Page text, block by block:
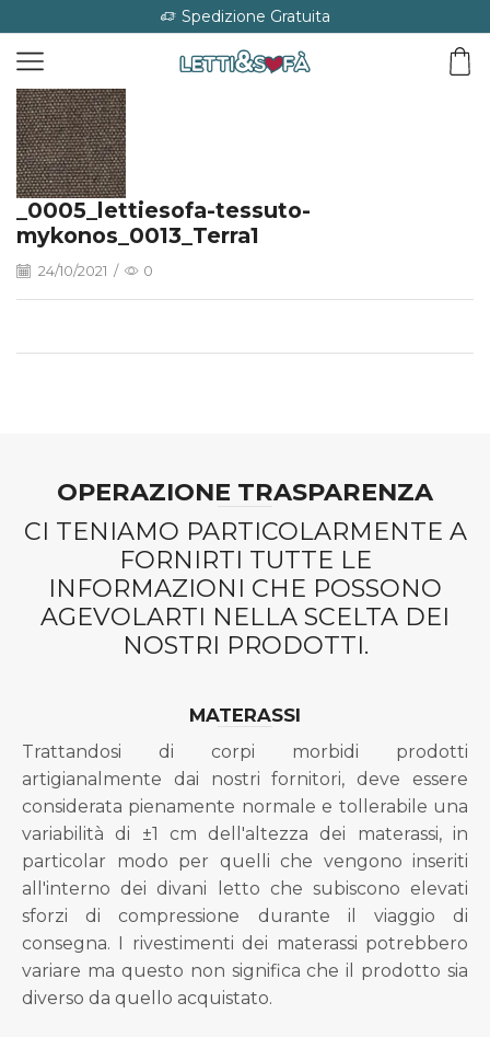
Spedizione Gratuita
_0005_lettiesofa-tessuto-
mykonos_0013_Terra1
24/10/2021 / 0
OPERAZIONE TRASPARENZA
CI TENIAMO PARTICOLARMENTE A
FORNIRTI TUTTE LE
INFORMAZIONI CHE POSSONO
AGEVOLARTI NELLA SCELTA DEI
NOSTRI PRODOTTI.
MATERASSI
Trattandosi di corpi morbidi prodotti
artigianalmente dai nostri fornitori, deve essere
considerata pienamente normale e tollerabile una
variabilità di ±1 cm dell'altezza dei materassi, in
particolar modo per quelli che vengono inseriti
all'interno dei divani letto che subiscono elevati
sforzi di compressione durante il viaggio di
consegna. I rivestimenti dei materassi potrebbero
variare ma questo non significa che il prodotto sia
diverso da quello acquistato.